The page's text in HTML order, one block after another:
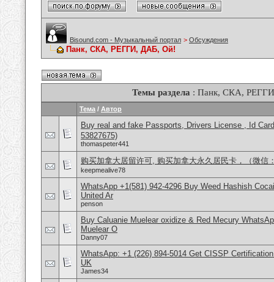
Bisound.com - Музыкальный портал > Обсуждения
Панк, СКА, РЕГГИ, ДАБ, Ой!
Темы раздела : Панк, СКА,
Тема / Автор
Buy real and fake Passports, Drivers License , Id
53827675)
thomaspeter441
购买加拿大居留许可, 购买加拿大永久居民卡，（微信
keepmealive78
WhatsApp +1(581) 942-4296 Buy Weed Hashish
United Ar
penson
Buy Caluanie Muelear oxidize & Red Mecury
Muelear O
Danny07
WhatsApp: +1 (226) 894-5014​ Get CISSP
UK
James34